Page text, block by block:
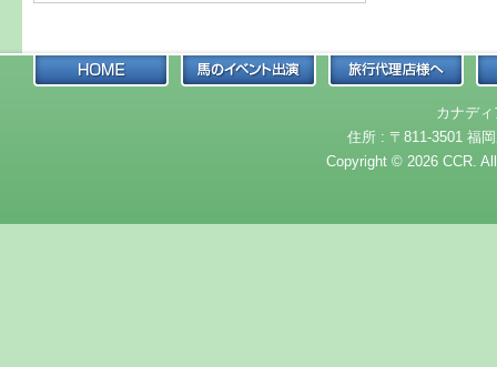
カナデ
住所 : 〒811-3501 福
Copyright © 2026 CCR.